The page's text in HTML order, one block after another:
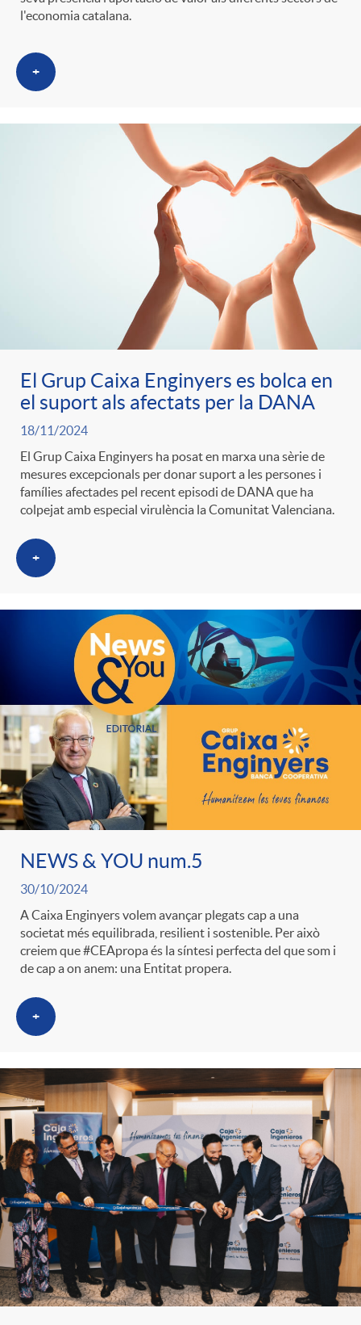
l'economia catalana.
+
El Grup Caixa Enginyers es bolca en
el suport als afectats per la DANA
18/11/2024
El Grup Caixa Enginyers ha posat en marxa una sèrie de
mesures excepcionals per donar suport a les persones i
famílies afectades pel recent episodi de DANA que ha
colpejat amb especial virulència la Comunitat Valenciana.
+
NEWS & YOU num.5
30/10/2024
A Caixa Enginyers volem avançar plegats cap a una
societat més equilibrada, resilient i sostenible. Per això
creiem que #CEApropa és la síntesi perfecta del que som i
de cap a on anem: una Entitat propera.
+